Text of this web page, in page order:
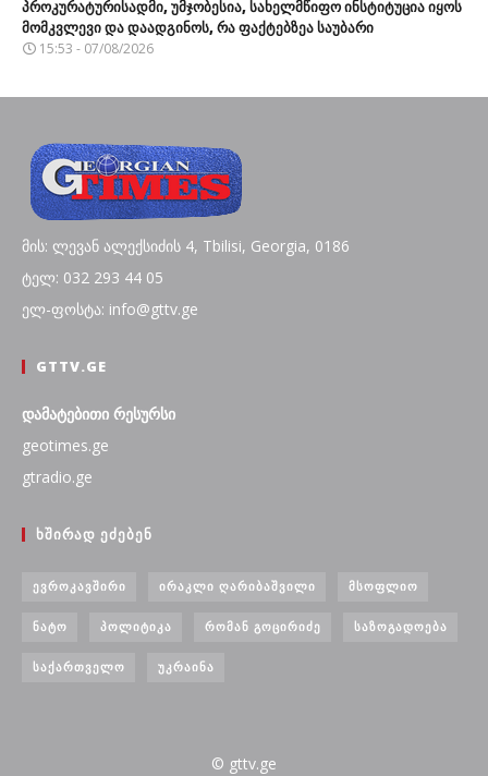
პროკურატურისადმი, უმჯობესია, სახელმწიფო ინსტიტუცია იყოს
მომკვლევი და დაადგინოს, რა ფაქტებზეა საუბარი
15:53 - 07/08/2026
მის: ლევან ალექსიძის 4, Tbilisi, Georgia, 0186
ტელ: 032 293 44 05
ელ-ფოსტა: info@gttv.ge
GTTV.GE
დამატებითი რესურსი
geotimes.ge
gtradio.ge
ᲮᲨᲘᲠᲐᲓ ᲔᲫᲔᲑᲔᲜ
ᲔᲕᲠᲝᲙᲐᲕᲨᲘᲠᲘ ᲘᲠᲐᲙᲚᲘ ᲦᲐᲠᲘᲑᲐᲨᲕᲘᲚᲘ ᲛᲡᲝᲤᲚᲘᲝ
ᲜᲐᲢᲝ ᲞᲝᲚᲘᲢᲘᲙᲐ ᲠᲝᲛᲐᲜ ᲒᲝᲪᲘᲠᲘᲫᲔ ᲡᲐᲖᲝᲒᲐᲓᲝᲔᲑᲐ
ᲡᲐᲥᲐᲠᲗᲕᲔᲚᲝ ᲣᲙᲠᲐᲘᲜᲐ
© gttv.ge